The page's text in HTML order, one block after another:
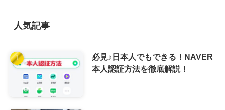
人気記事
必見♪日本人でもできる！NAVER
本人認証方法を徹底解説！